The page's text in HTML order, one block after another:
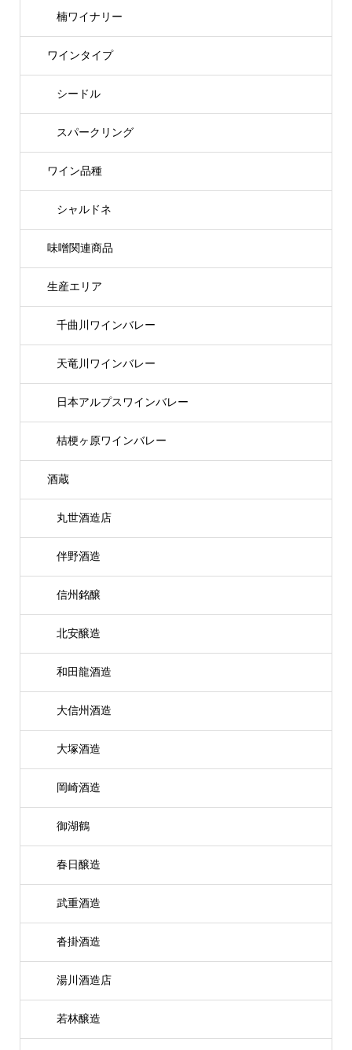
楠ワイナリー
ワインタイプ
シードル
スパークリング
ワイン品種
シャルドネ
味噌関連商品
生産エリア
千曲川ワインバレー
天竜川ワインバレー
日本アルプスワインバレー
桔梗ヶ原ワインバレー
酒蔵
丸世酒造店
伴野酒造
信州銘醸
北安醸造
和田龍酒造
大信州酒造
大塚酒造
岡崎酒造
御湖鶴
春日醸造
武重酒造
沓掛酒造
湯川酒造店
若林醸造